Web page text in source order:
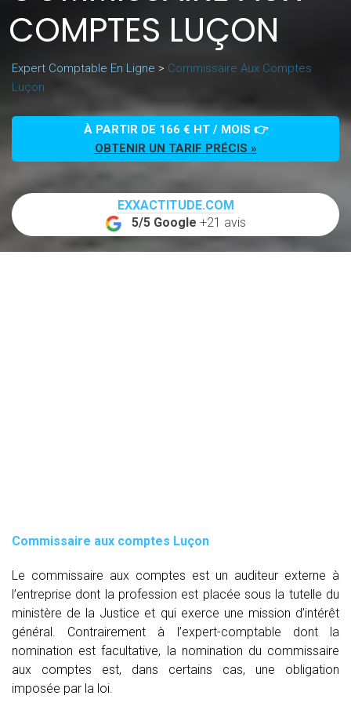
COMPTES LUÇON
Expert Comptable En Ligne > Commissaire Aux Comptes
Luçon
À PARTIR DE 166 € HT / MOIS 👉
OBTENIR UN TARIF PRÉCIS »
EXXACTITUDE.COM
5/5 Google +21 avis
Commissaire aux comptes Luçon
Le commissaire aux comptes est un auditeur externe à
l’entreprise dont la profession est placée sous la tutelle du
ministère de la Justice et qui exerce une mission d’intérêt
général. Contrairement à l’expert-comptable dont la
nomination est facultative, la nomination du commissaire
aux comptes est, dans certains cas, une obligation
imposée par la loi.